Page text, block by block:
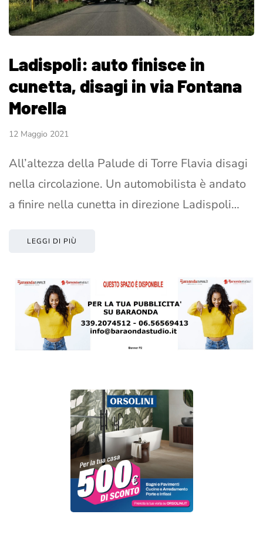
Ladispoli: auto finisce in
cunetta, disagi in via Fontana
Morella
12 Maggio 2021
All’altezza della Palude di Torre Flavia disagi
nella circolazione. Un automobilista è andato
a finire nella cunetta in direzione Ladispoli…
LEGGI DI PIÙ